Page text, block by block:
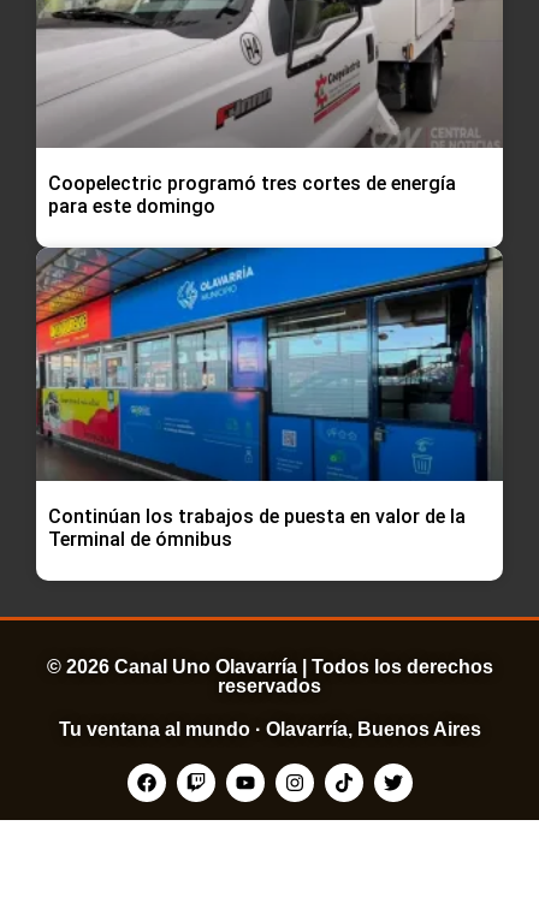
Coopelectric programó tres cortes de energía
para este domingo
Continúan los trabajos de puesta en valor de la
Terminal de ómnibus
© 2026 Canal Uno Olavarría | Todos los derechos
reservados
Tu ventana al mundo · Olavarría, Buenos Aires